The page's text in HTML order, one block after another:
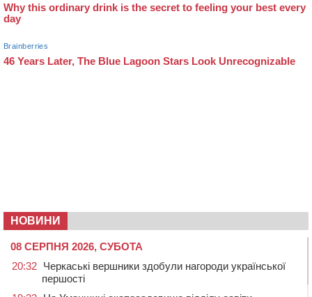
НОВИНИ
08 СЕРПНЯ 2026, СУБОТА
20:32 Черкаські вершники здобули нагороди української
першості